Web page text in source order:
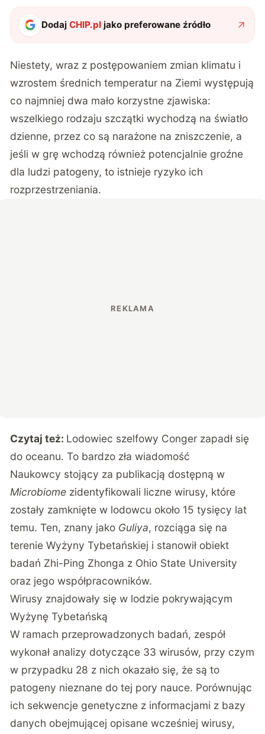
DodajCHIP.pl jako preferowane źródło
Niestety, wraz z postępowaniem zmian klimatu i
wzrostem średnich temperatur na Ziemi występują
co najmniej dwa mało korzystne zjawiska:
wszelkiego rodzaju szczątki wychodzą na światło
dzienne, przez co są narażone na zniszczenie, a
jeśli w grę wchodzą również potencjalnie groźne
dla ludzi patogeny, to istnieje ryzyko ich
rozprzestrzeniania.
Czytaj też: Lodowiec szelfowy Conger zapadł się
do oceanu. To bardzo zła wiadomość
Naukowcy stojący za publikacją dostępną w
Microbiome zidentyfikowali liczne wirusy, które
zostały zamknięte w lodowcu około 15 tysięcy lat
temu. Ten, znany jako Guliya, rozciąga się na
terenie Wyżyny Tybetańskiej i stanowił obiekt
badań Zhi-Ping Zhonga z Ohio State University
oraz jego współpracowników.
Wirusy znajdowały się w lodzie pokrywającym
Wyżynę Tybetańską
W ramach przeprowadzonych badań, zespół
wykonał analizy dotyczące 33 wirusów, przy czym
w przypadku 28 z nich okazało się, że są to
patogeny nieznane do tej pory nauce. Porównując
ich sekwencje genetyczne z informacjami z bazy
danych obejmującej opisane wcześniej wirusy,